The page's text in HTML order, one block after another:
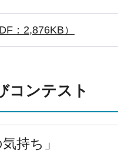
：2,876KB）
コンテスト
持ち」